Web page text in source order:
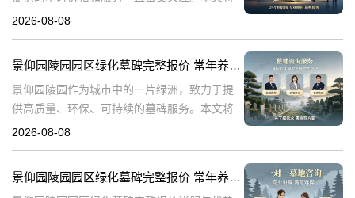
深入探讨景仰园陵园园区主流墓碑的价格体
尽
2026-08-08
景仰园陵园园区绿化墓碑完整报价 常年养护不收取额外费用详解与专属优惠活动介绍
景仰园陵园作为城市中的一片绿洲，致力于提
供高质量、环保、可持续的墓碑服务。本文将
详细解析景仰园陵园园区绿化墓碑的完整报
2026-08-08
景仰园陵园园区绿化墓碑完整报价 常年养护不收取额外费用详解与优势分析